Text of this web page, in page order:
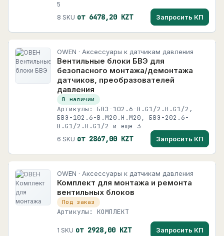
Низковольтная аппаратура
Шкафы, щитовое оборудование и монтаж 806
+ Сигнализация, индикация и управление
Сетевое и телекоммуникационное
оборудование
Безопасность, видеонаблюдение и СКУД
Освещение
Процесс, пневматика и гидравлика 38
Энергетика и солнечные системы
Segnetics
2171 карточек
РОСМА
96 карточек
Физтех
172 карточек
5
8 SKU от 6478,20 KZT Запросить КП
OWEN · Аксессуары к датчикам давления
Вентильные блоки БВЭ для
безопасного монтажа/демонтажа
датчиков, преобразователей
давления
В наличии
Артикулы: БВЭ-102.6-В.G1/2.Н.G1/2,
БВЭ-102.6-В.М20.Н.М20, БВЭ-202.6-
В.G1/2.Н.G1/2 и еще 3
6 SKU от 2867,00 KZT Запросить КП
OWEN · Аксессуары к датчикам давления
Комплект для монтажа и ремонта
вентильных блоков
Под заказ
Артикулы: КОМПЛЕКТ
1 SKU от 2928,00 KZT Запросить КП